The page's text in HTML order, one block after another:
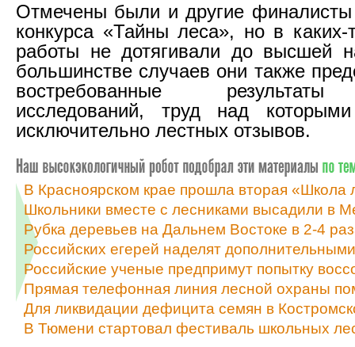
Отмечены были и другие финалисты
конкурса «Тайны леса», но в
работы не дотягивали до высшей
большинстве случаев они также
востребованные
исследований, труд над
исключительно лестных отзывов.
В Красноярском крае прошла вторая «Школа
Школьники вместе с лесниками высадили в
Рубка деревьев на Дальнем Востоке в 2-4
Российских егерей наделят
Российские ученые предпримут попытку
Прямая телефонная линия лесной охраны
Для ликвидации дефицита семян в
В Тюмени стартовал фестиваль школьных